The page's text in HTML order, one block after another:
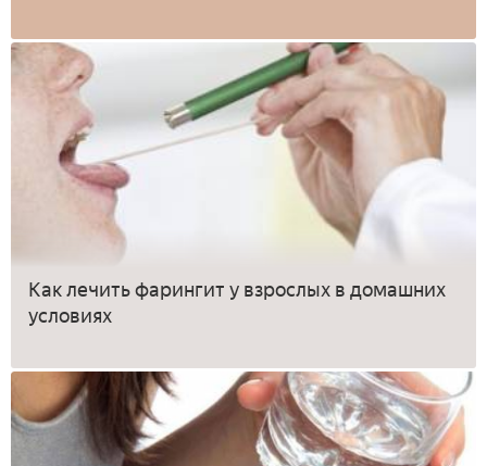
Как лечить фарингит у взрослых в домашних
условиях